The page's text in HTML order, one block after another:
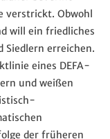
verstrickt. Obwohl
will ein friedliches
Siedlern erreichen.
eines DEFA-
und weißen
der früheren